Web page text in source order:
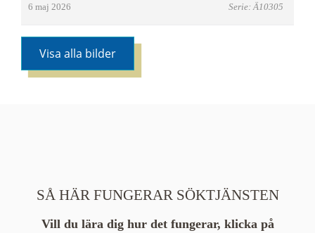
6 maj 2026 Serie: Ä10305
Visa alla bilder
SÅ HÄR FUNGERAR SÖKTJÄNSTEN
Vill du lära dig hur det fungerar, klicka på